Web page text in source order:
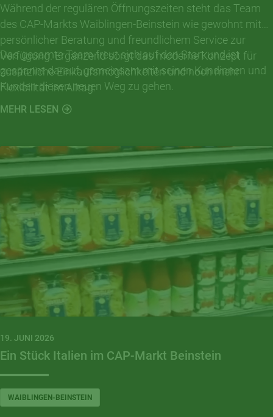
Während der regulären Öffnungszeiten steht das Team
des CAP-Markts Waiblingen-Beinstein wie gewohnt mit
persönlicher Beratung und freundlichem Service zur
Verfügung. Ergänzend sorgt das moderne Konzept für
zusätzliche Einkaufsmöglichkeiten und noch mehr
Flexibilität im Alltag.
Das gesamte Team freut sich auf den Start und ist
gespannt darauf, gemeinsam mit seinen Kundinnen und
Kunden diesen neuen Weg zu gehen.
MEHR LESEN
19. JUNI 2026
Ein Stück Italien im CAP-Markt Beinstein
WAIBLINGEN-BEINSTEIN